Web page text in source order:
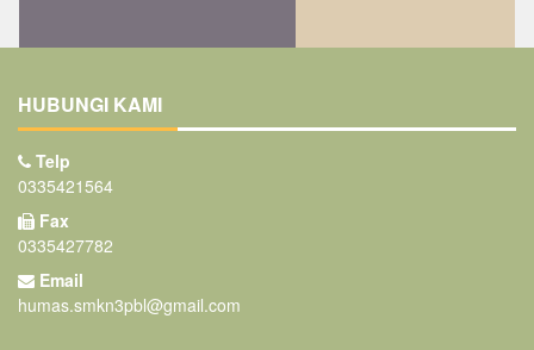
HUBUNGI KAMI
Telp
0335421564
Fax
0335427782
Email
humas.smkn3pbl@gmail.com